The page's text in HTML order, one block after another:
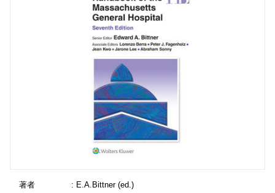
著者
: E.A.Bittner (ed.)